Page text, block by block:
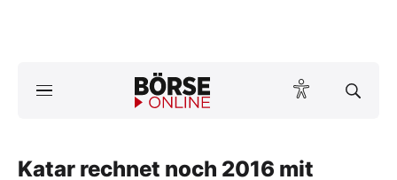
ktuelle Ausgabe BÖRSE ONLINE lesen
News
Katar rechnet noch 2016 mit